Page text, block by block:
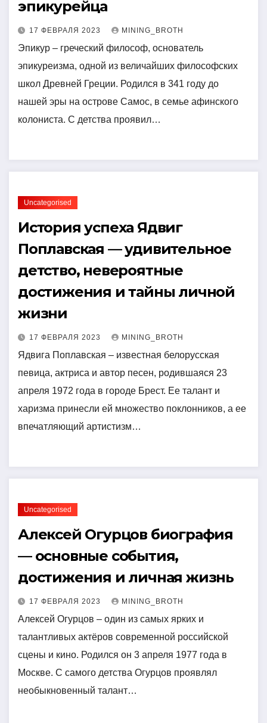
эпикурейца
17 ФЕВРАЛЯ 2023 MINING_BROTH
Эпикур – греческий философ, основатель
эпикуреизма, одной из величайших философских
школ Древней Греции. Родился в 341 году до
нашей эры на острове Самос, в семье афинского
колониста. С детства проявил…
Uncategorised
История успеха Ядвиг
Поплавская — удивительное
детство, невероятные
достижения и тайны личной
жизни
17 ФЕВРАЛЯ 2023 MINING_BROTH
Ядвига Поплавская – известная белорусская
певица, актриса и автор песен, родившаяся 23
апреля 1972 года в городе Брест. Ее талант и
харизма принесли ей множество поклонников, а ее
впечатляющий артистизм…
Uncategorised
Алексей Огурцов биография
— основные события,
достижения и личная жизнь
17 ФЕВРАЛЯ 2023 MINING_BROTH
Алексей Огурцов – один из самых ярких и
талантливых актёров современной российской
сцены и кино. Родился он 3 апреля 1977 года в
Москве. С самого детства Огурцов проявлял
необыкновенный талант…